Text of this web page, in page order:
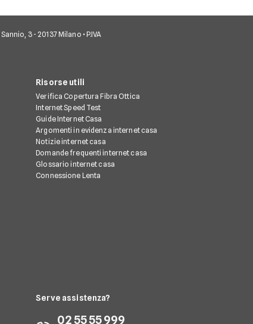
Sannio, 3 - 20137 Milano • P.IVA
Risorse utili
Verifica Copertura Fibra Ottica
Internet Speed Test
Guide Internet Casa
Argomenti in evidenza internet casa
Notizie internet casa
Domande frequenti internet casa
Glossario internet casa
Connessione Lenta
Serve assistenza?
02 55 55 999